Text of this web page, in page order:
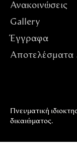
Ανακοινώσεις
Gallery
Έγγραφα
Αποτελέσματα
Πνευματική
δικαιώματος.